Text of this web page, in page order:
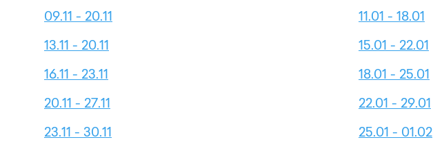
09.11 - 20.11
13.11 - 20.11
16.11 - 23.11
20.11 - 27.11
23.11 - 30.11
11.01 - 18.01
15.01 - 22.01
18.01 - 25.01
22.01 - 29.01
25.01 - 01.02